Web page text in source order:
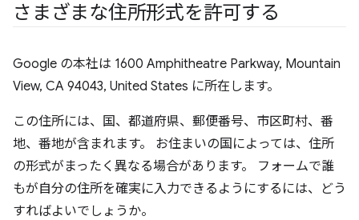
さまざまな住所形式を許可する
Google の本社は 1600 Amphitheatre Parkway, Mountain
View, CA 94043, United States に所在します。
この住所には、国、都道府県、郵便番号、市区町村、番
地、番地が含まれます。 お住まいの国によっては、住所
の形式がまったく異なる場合があります。 フォームで誰
もが自分の住所を確実に入力できるようにするには、どう
すればよいでしょうか。